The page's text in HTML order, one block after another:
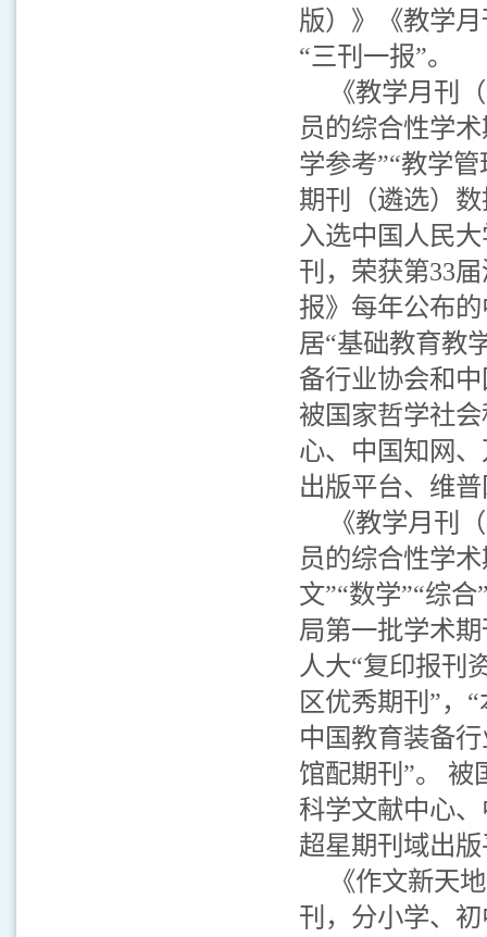
版）》《教学
“三刊一报”。
《教学月刊
员的综合性学
学参考”“教学
期刊（遴选）
入选中国人民
刊，荣获第33
报》每年公布
居“基础教育教
备行业协会和
被国家哲学社
心、中国知网
出版平台、维
《教学月刊
员的综合性学
文”“数学”“综
局第一批学术
人大“复印报刊
区优秀期刊”，
中国教育装备
馆配期刊”。 被
科学文献中心
超星期刊域出
《作文新天
刊，分小学、